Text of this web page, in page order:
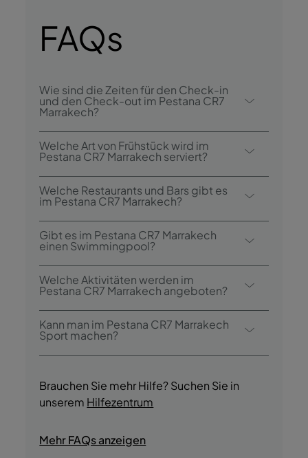
FAQs
Wie sind die Zeiten für den Check-in
und den Check-out im Pestana CR7
Marrakech?
Der Check-in im Pestana CR7 Marrakech ist
ab 15:00 Uhr, und der Check-out ist bis
Welche Art von Frühstück wird im
Pestana CR7 Marrakech serviert?
Zu den Frühstücksoptionen gehört auch ein
Buffet.
Welche Restaurants und Bars gibt es
im Pestana CR7 Marrakech?
Das Pestana CR7 Marrakesch verfügt über
ein Restaurant: Mesa - Brasserie Portugaise.
CR7 Marrakech.
Gibt es im Pestana CR7 Marrakech
einen Swimmingpool?
Ja, das Hotel verfügt über einen Außenpool.
Welche Aktivitäten werden im
Pestana CR7 Marrakech angeboten?
Das Pestana CR7 Marrakesch bietet
folgende Aktivitäten/Dienstleistungen an
- Terrasse
- Gymnasium
- Verköstigung regionaler Produkte
- Thematische Ausflüge
Kann man im Pestana CR7 Marrakech
Sport machen?
Aufenthalts Zugang zum Fitnessraum.
Brauchen Sie mehr Hilfe? Suchen Sie in
unserem Hilfezentrum
Mehr FAQs anzeigen